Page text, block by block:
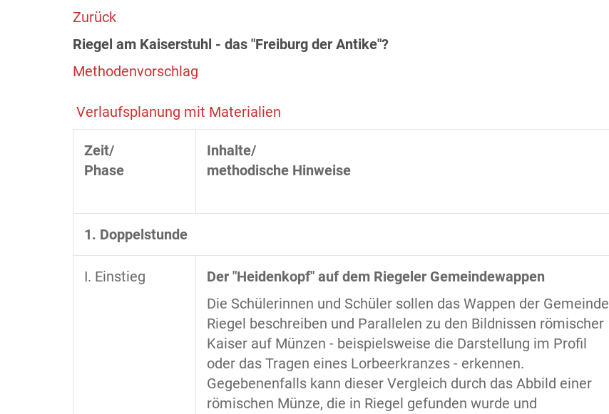
Zurück
Riegel am Kaiserstuhl - das "Freiburg der Antike"?
Methodenvorschlag
Verlaufsplanung mit Materialien
Zeit/
Phase
Inhalte/
methodische Hinweise
1. Doppelstunde
I. Einstieg
Der "Heidenkopf" auf dem Riegeler Gemeindewappen
Die Schülerinnen und Schüler sollen das Wappen der Gemeinde
Riegel beschreiben und Parallelen zu den Bildnissen römischer
Kaiser auf Münzen - beispielsweise die Darstellung im Profil
oder das Tragen eines Lorbeerkranzes - erkennen.
Gegebenenfalls kann dieser Vergleich durch das Abbild einer
römischen Münze, die in Riegel gefunden wurde und